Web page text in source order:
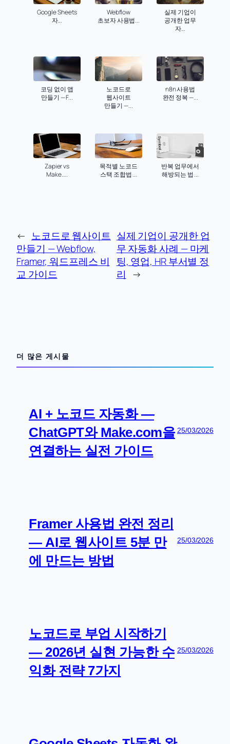
Google Sheets
자...
Webflow
초보자 사용법...
실제 기업이
공개한 업무
자...
코딩 없이 앱
만들기 — F...
노코드로
웹사이트
만들기 —...
n8n 사용법
완전 정복 —...
Zapier vs
Make....
목적별 노코드
스택 조합법 ...
반복 업무에서
해방되는 법 ...
← 노코드로 웹사이트
만들기 — Webflow,
Framer, 워드프레스 비
교 가이드
실제 기업이 공개한 업
무 자동화 사례 — 마케
팅, 영업, HR 부서별 정
리
→
더 많은 게시물
AI + 노코드 자동화 —
ChatGPT와 Make.com을
연결하는 실전 가이드
25/03/2026
Framer 사용법 완전 정리
— AI로 웹사이트 5분 만
에 만드는 방법
25/03/2026
노코드로 부업 시작하기
— 2026년 실현 가능한 수
익화 전략 7가지
25/03/2026